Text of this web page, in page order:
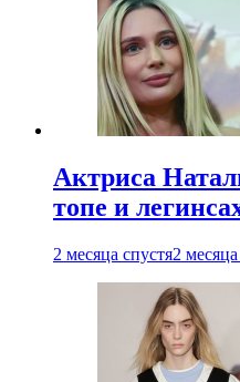
Актриса
топе и
2 месяца спустя2